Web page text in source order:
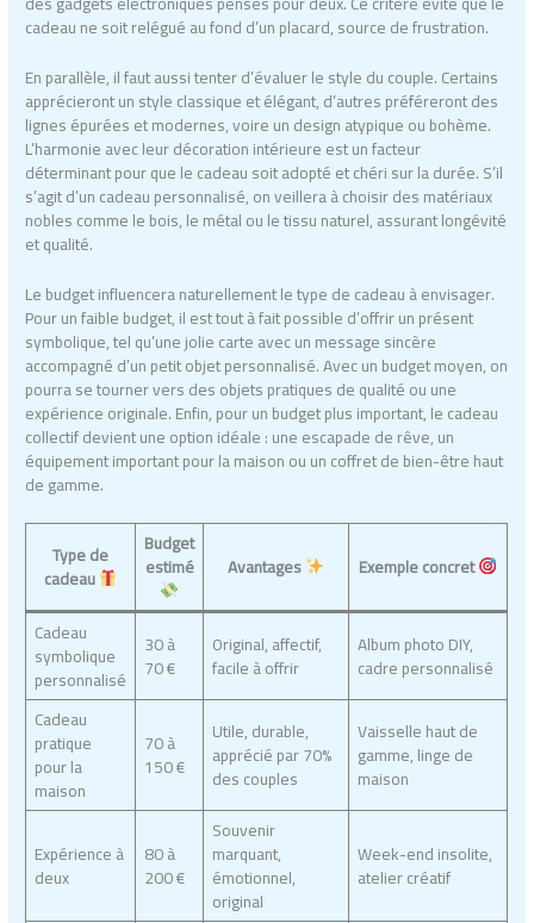
cadeau ne soit relégué au fond d’un placard, source de frustration.
En parallèle, il faut aussi tenter d’évaluer le style du couple. Certains
apprécieront un style classique et élégant, d’autres préféreront des
lignes épurées et modernes, voire un design atypique ou bohème.
L’harmonie avec leur décoration intérieure est un facteur
déterminant pour que le cadeau soit adopté et chéri sur la durée. S’il
s’agit d’un cadeau personnalisé, on veillera à choisir des matériaux
nobles comme le bois, le métal ou le tissu naturel, assurant longévité
et qualité.
Le budget influencera naturellement le type de cadeau à envisager.
Pour un faible budget, il est tout à fait possible d’offrir un présent
symbolique, tel qu’une jolie carte avec un message sincère
accompagné d’un petit objet personnalisé. Avec un budget moyen, on
pourra se tourner vers des objets pratiques de qualité ou une
expérience originale. Enfin, pour un budget plus important, le cadeau
collectif devient une option idéale : une escapade de rêve, un
équipement important pour la maison ou un coffret de bien-être haut
de gamme.
Type de
cadeau
Budget
estimé Avantages Exemple concret
Cadeau
symbolique
personnalisé
30 à
70 €
Original, affectif,
facile à offrir
Album photo DIY,
cadre personnalisé
Cadeau
pratique
pour la
maison
70 à
150 €
Utile, durable,
apprécié par 70%
des couples
Vaisselle haut de
gamme, linge de
maison
Expérience à
deux
80 à
200 €
Souvenir
marquant,
émotionnel,
original
Week-end insolite,
atelier créatif